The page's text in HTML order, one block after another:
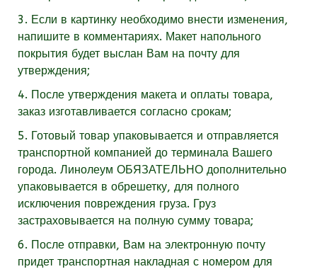
3. Если в картинку необходимо внести изменения,
напишите в комментариях. Макет напольного
покрытия будет выслан Вам на почту для
утверждения;
4. После утверждения макета и оплаты товара,
заказ изготавливается согласно срокам;
5. Готовый товар упаковывается и отправляется
транспортной компанией до терминала Вашего
города. Линолеум ОБЯЗАТЕЛЬНО дополнительно
упаковывается в обрешетку, для полного
исключения повреждения груза. Груз
застраховывается на полную сумму товара;
6. После отправки, Вам на электронную почту
придет транспортная накладная с номером для